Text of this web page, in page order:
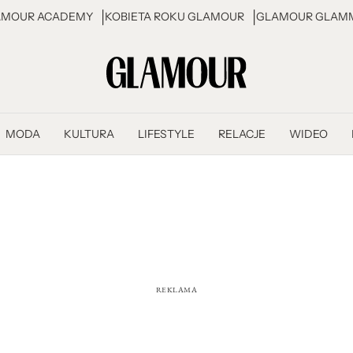
ACADEMY KOBIETA ROKU GLAMOUR GLAMOUR
MODA KULTURA LIFESTYLE RELACJE WIDEO